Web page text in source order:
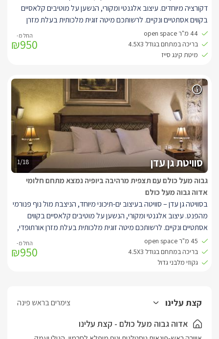
דקורציה מיוחדים. עיצוב אלגנטי ומקורי, הנשען על מוטיבים קלאסיים
בקווים אסתטיים ונקיים. לרשותכם מיטה זוגית מלכותית בעלת מזרן
אורתופדי, ג'קוזי מלבני גדול, חוויית צפייה מעולה, חלונות גדולים לנוף
ולתאורה טבעית המעוטרים בוילונות החשכה לפי הצורך, פינת ישיבה
סלונית מעוצבת, קמין מפנק, מקלחון נפרד מפנק עם ראש גשם, פינת
מבריכה מחוממת באבן עתיקה (3/ 4.5) המשקיפה לנוף פנורמי וסביבה
פינות ישיבה ודלפק בר הניצבים מול הנוף, צמחייה פסטורלית וערסלים.
44 מ"ר open space
בריכה במתחם בגודל 4.5X3
מיטת קינג סייז
₪950
1/18 סוויטת גן עדן
גבוה מעל כולם עם תצפית מרהיבה ביופיה נמצא מתחם חלומי
אדוה גבוה מעל כולם
בסוויטה גן עדן – סוויטה בעיצוב ים-תיכוני מיוחד, הניצבת מול נוף פנורמי
מהפנט. עיצוב אלגנטי ומקורי, הנשען על מוטיבים קלאסיים בקווים
אסתטיים ונקיים. לרשותכם מיטה זוגית מלכותית בעלת מזרן אורתופדי,
ג'קוזי מלבני גדול, חוויית צפייה מעולה, חלונות גדולים לנוף ולתאורה
טבעית המעוטרים בוילונות החשכה לפי הצורך, פינת ישיבה סלונית
מעוצבת, קמין מפנק, מקלחון נפרד מפנק עם ראש גשם, פינת אוכל,
ישיבה ודלפק בר הניצבים מול הנוף, צמחייה פסטורלית וערסלים.
45 מ"ר open space
בריכה במתחם בגודל 4.5X3
גקוזי מלבני גדול
₪950
קצת עלינו צימרים בראש פינה
אדוה גבוה מעל כולם - קצת עלינו